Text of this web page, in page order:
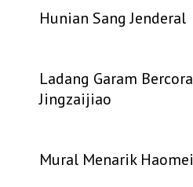
Belanja
Pasar Malam
Hunian Sang Jenderal
Ladang Garam
Jingzaijiao
Mural Menarik